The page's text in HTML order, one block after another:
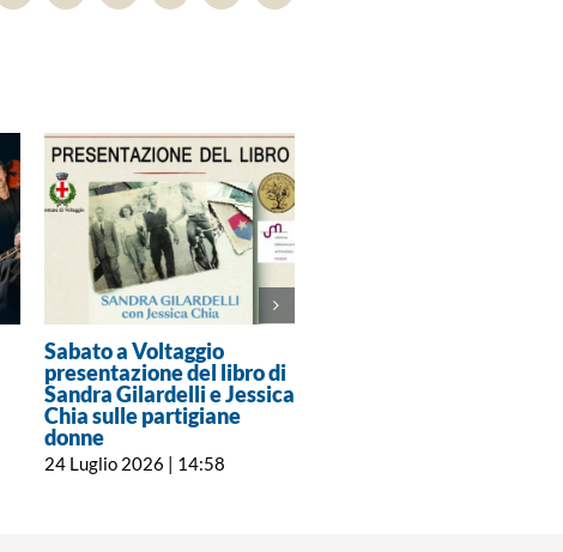
Sabato a Voltaggio
presentazione del libro di
Sandra Gilardelli e Jessica
Chia sulle partigiane
donne
24 Luglio 2026 | 14:58